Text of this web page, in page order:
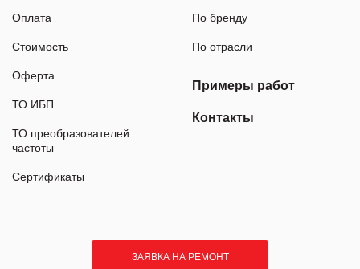
Оплата
Стоимость
Оферта
ТО ИБП
ТО преобразователей
частоты
Сертификаты
По бренду
По отрасли
Примеры работ
Контакты
ЗАЯВКА НА РЕМОНТ